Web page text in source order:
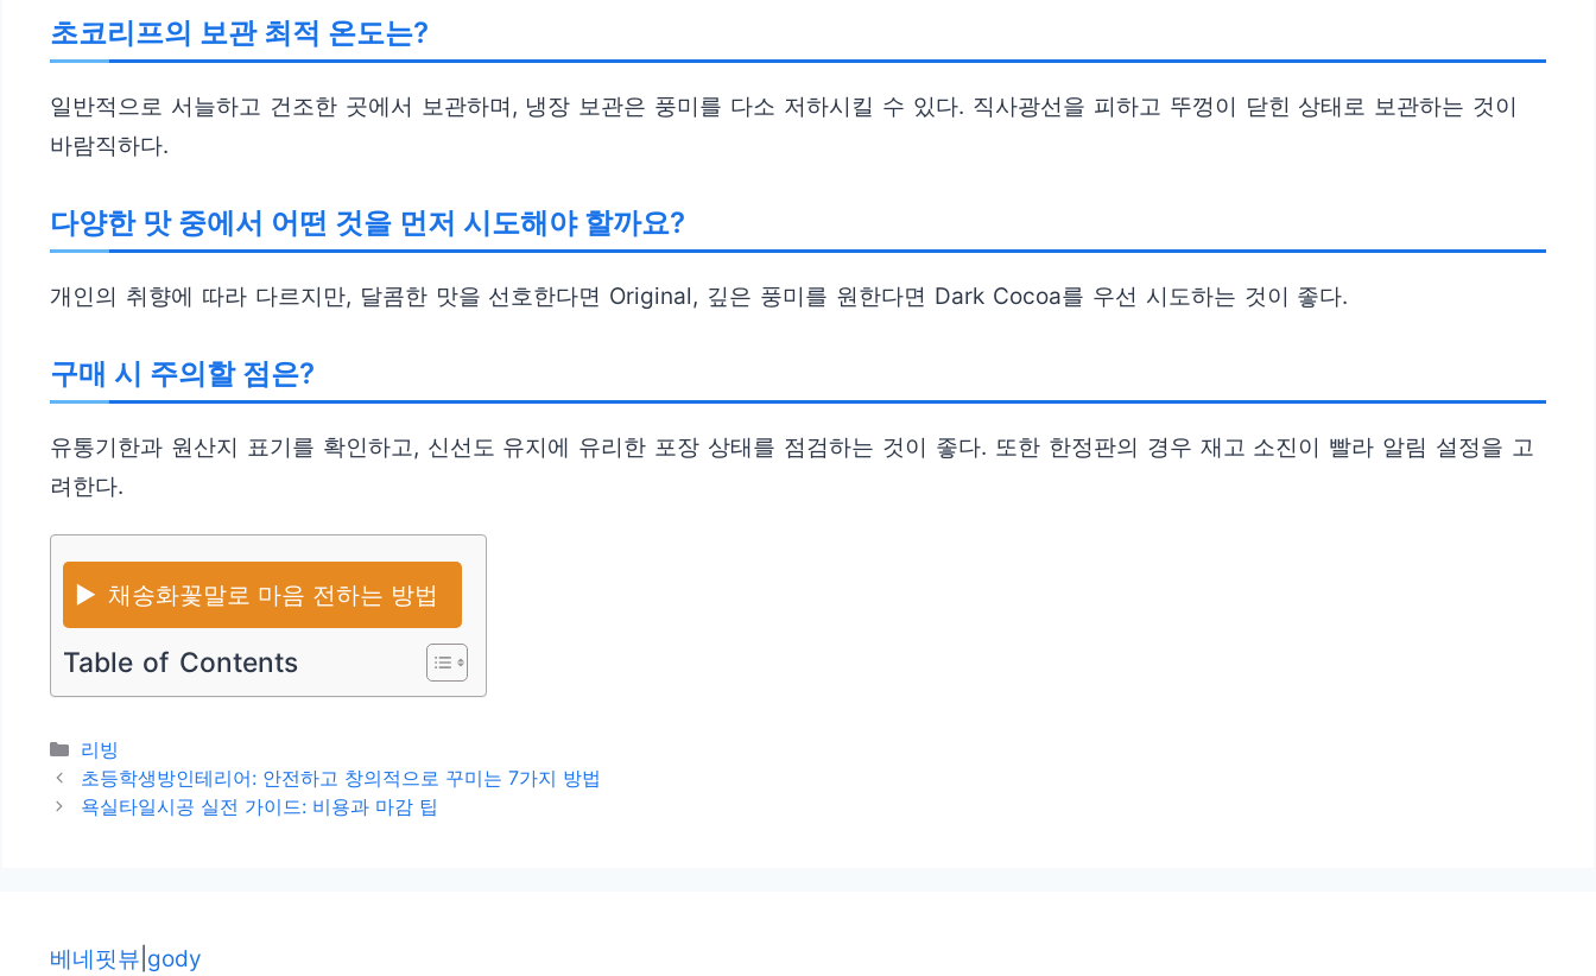
초코리프의 보관 최적 온도는?
일반적으로 서늘하고 건조한 곳에서 보관하며, 냉장 보관은 풍미를 다소 저하시킬 수 있다. 직사광선을 피하고 뚜껑이 닫힌 상태로 보관하는 것이
바람직하다.
다양한 맛 중에서 어떤 것을 먼저 시도해야 할까요?
개인의 취향에 따라 다르지만, 달콤한 맛을 선호한다면 Original, 깊은 풍미를 원한다면 Dark Cocoa를 우선 시도하는 것이 좋다.
구매 시 주의할 점은?
유통기한과 원산지 표기를 확인하고, 신선도 유지에 유리한 포장 상태를 점검하는 것이 좋다. 또한 한정판의 경우 재고 소진이 빨라 알림 설정을 고
려한다.
▶️ 채송화꽃말로 마음 전하는 방법
Table of Contents
카
테
고
리빙
초등학생방인테리어: 안전하고 창의적으로 꾸미는 7가지 방법
욕실타일시공 실전 가이드: 비용과 마감 팁
베네핏뷰 gody